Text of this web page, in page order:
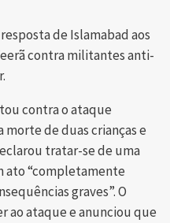
de Islamabad aos
contra militantes anti-
contra o ataque
morte de duas crianças e
tratar-se de uma
ato “completamente
graves”. O
ao ataque e anunciou que